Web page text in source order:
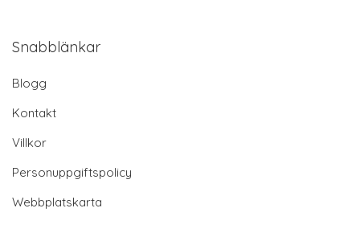
Snabblänkar
Blogg
Kontakt
Villkor
Personuppgiftspolicy
Webbplatskarta